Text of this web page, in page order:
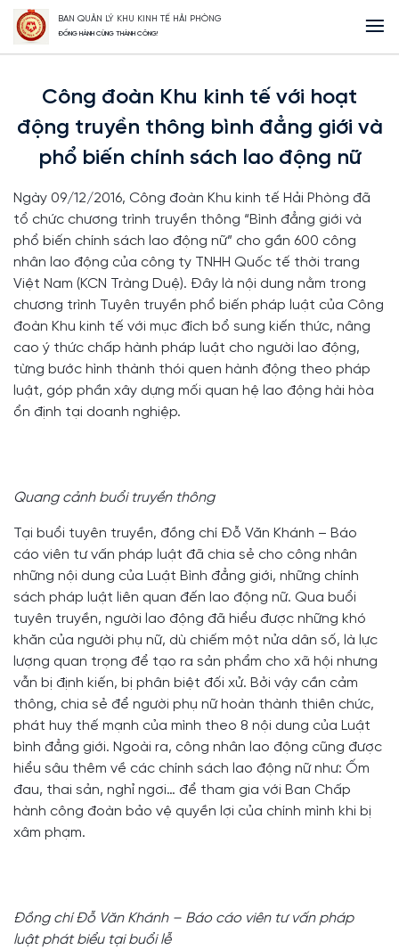
BAN QUẢN LÝ KHU KINH TẾ HẢI PHÒNG
ĐỒNG HÀNH CÙNG THÀNH CÔNG!
Trang Chủ
Công đoàn Khu kinh tế với hoạt động truyền thông bình đẳng
giới và phổ biến chính sách lao động nữ
Công đoàn Khu kinh tế với hoạt
động truyền thông bình đẳng giới và
phổ biến chính sách lao động nữ
Ngày 09/12/2016, Công đoàn Khu kinh tế Hải Phòng đã
tổ chức chương trình truyền thông “Bình đẳng giới và
phổ biến chính sách lao động nữ” cho gần 600 công
nhân lao động của công ty TNHH Quốc tế thời trang
Việt Nam (KCN Tràng Duệ). Đây là nội dung nằm trong
chương trình Tuyên truyền phổ biến pháp luật của Công
đoàn Khu kinh tế với mục đích bổ sung kiến thức, nâng
cao ý thức chấp hành pháp luật cho người lao động,
từng bước hình thành thói quen hành động theo pháp
luật, góp phần xây dựng mối quan hệ lao động hài hòa
ổn định tại doanh nghiệp.
Quang cảnh buổi truyền thông
Tại buổi tuyên truyền, đồng chí Đỗ Văn Khánh – Báo
cáo viên tư vấn pháp luật đã chia sẻ cho công nhân
những nội dung của Luật Bình đẳng giới, những chính
sách pháp luật liên quan đến lao động nữ. Qua buổi
tuyên truyền, người lao động đã hiểu được những khó
khăn của người phụ nữ, dù chiếm một nửa dân số, là lực
lượng quan trọng để tạo ra sản phẩm cho xã hội nhưng
vẫn bị định kiến, bị phân biệt đối xử. Bởi vậy cần cảm
thông, chia sẻ để người phụ nữ hoàn thành thiên chức,
phát huy thế mạnh của mình theo 8 nội dung của Luật
bình đẳng giới. Ngoài ra, công nhân lao động cũng được
hiểu sâu thêm về các chính sách lao động nữ như: Ốm
đau, thai sản, nghỉ ngơi… để tham gia với Ban Chấp
hành công đoàn bảo vệ quyền lợi của chính mình khi bị
xâm phạm.
Đồng chí Đỗ Văn Khánh – Báo cáo viên tư vấn pháp
luật phát biểu tại buổi lễ